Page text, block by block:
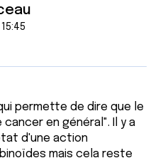
permette de dire que le
en général". Il y a
d'une action
mais cela reste